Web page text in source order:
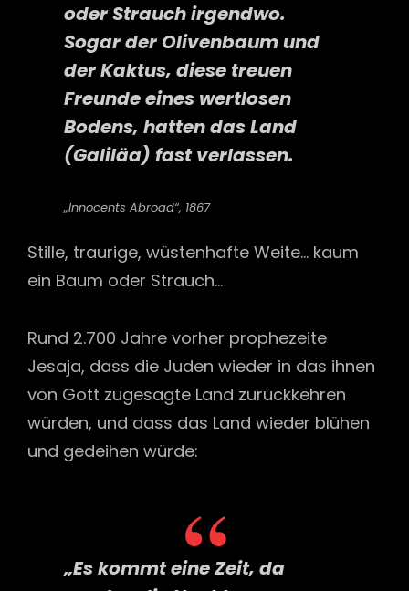
oder Strauch irgendwo.
Sogar der Olivenbaum und
der Kaktus, diese treuen
Freunde eines wertlosen
Bodens, hatten das Land
(Galiläa) fast verlassen.
„Innocents Abroad“, 1867
Stille, traurige, wüstenhafte Weite… kaum
ein Baum oder Strauch…
Rund 2.700 Jahre vorher prophezeite
Jesaja, dass die Juden wieder in das ihnen
von Gott zugesagte Land zurückkehren
würden, und dass das Land wieder blühen
und gedeihen würde:
„Es kommt eine Zeit, da